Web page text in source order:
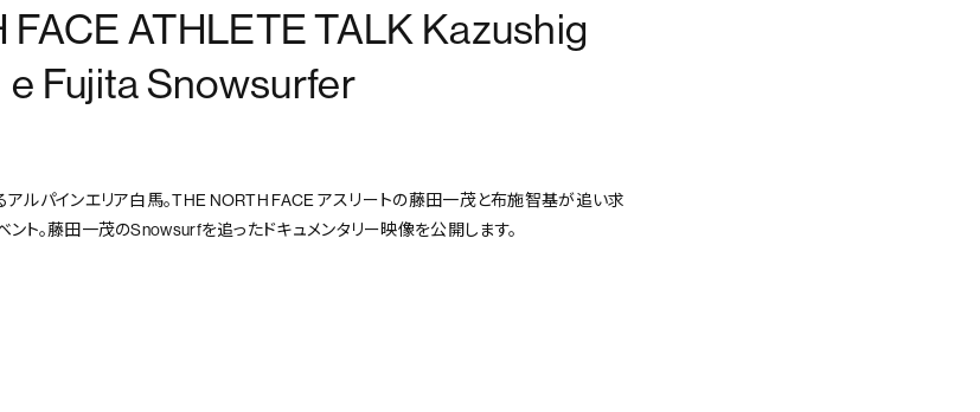
FACE ATHLETE TALK Kazushig
e Fujita Snowsurfer
ルパインエリア白馬。THE NORTH FACE アスリートの藤田一茂と布施智基が追い求
ト。藤田一茂のSnowsurfを追ったドキュメンタリー映像を公開します。